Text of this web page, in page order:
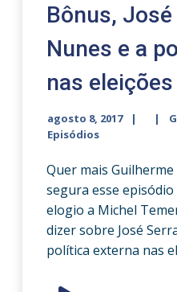
Bônus,
Nunes e a
nas
agosto 8, 2017
Episódios
Quer mais Guilherme
segura esse
elogio a Michel
dizer sobre José
política externa nas